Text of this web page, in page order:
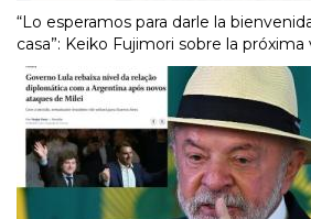
“Lo esperamos para darle la
casa”: Keiko Fujimori sobre la próxima